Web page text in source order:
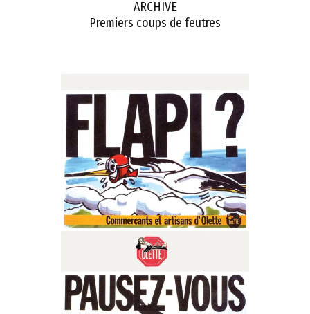
ARCHIVE
Premiers coups de feutres